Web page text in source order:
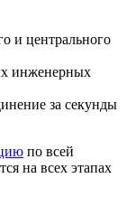
и центрального
инженерных
за секунды
по всей
на всех этапах